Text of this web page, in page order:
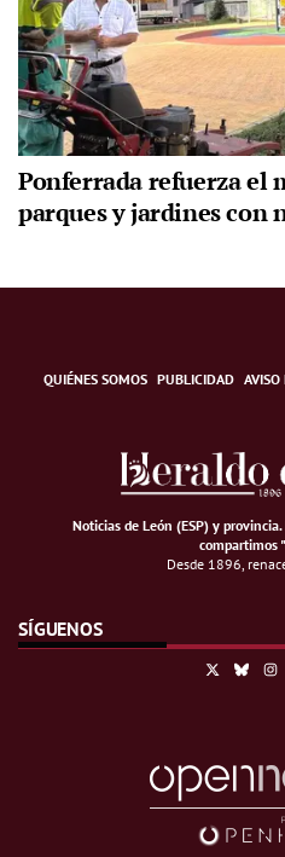
Ponferrada refuerza el
parques y jardines con
QUIÉNES SOMOS PUBLICIDAD AVISO
Noticias de León (ESP) y
compartimos
Desde 1896,
SÍGUENOS